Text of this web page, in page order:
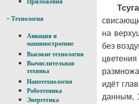
Приложения
- Технология
Авиация и
машиностроение
Высокие технологии
Вычислительная
техника
Нанотехнология
Роботехника
Энергетика
Тсуга
на
без
идёт
данным,